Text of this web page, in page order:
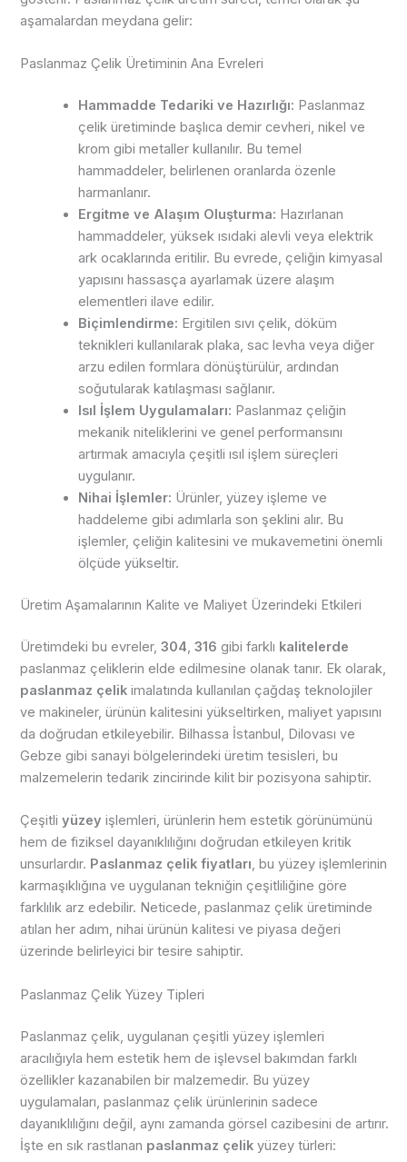
aşamalardan meydana gelir:
Paslanmaz Çelik Üretiminin Ana Evreleri
Hammadde Tedariki ve Hazırlığı: Paslanmaz
çelik üretiminde başlıca demir cevheri, nikel ve
krom gibi metaller kullanılır. Bu temel
hammaddeler, belirlenen oranlarda özenle
harmanlanır.
Ergitme ve Alaşım Oluşturma: Hazırlanan
hammaddeler, yüksek ısıdaki alevli veya elektrik
ark ocaklarında eritilir. Bu evrede, çeliğin kimyasal
yapısını hassasça ayarlamak üzere alaşım
elementleri ilave edilir.
Biçimlendirme: Ergitilen sıvı çelik, döküm
teknikleri kullanılarak plaka, sac levha veya diğer
arzu edilen formlara dönüştürülür, ardından
soğutularak katılaşması sağlanır.
Isıl İşlem Uygulamaları: Paslanmaz çeliğin
mekanik niteliklerini ve genel performansını
artırmak amacıyla çeşitli ısıl işlem süreçleri
uygulanır.
Nihai İşlemler: Ürünler, yüzey işleme ve
haddeleme gibi adımlarla son şeklini alır. Bu
işlemler, çeliğin kalitesini ve mukavemetini önemli
ölçüde yükseltir.
Üretim Aşamalarının Kalite ve Maliyet Üzerindeki Etkileri
Üretimdeki bu evreler, 304, 316 gibi farklı kalitelerde
paslanmaz çeliklerin elde edilmesine olanak tanır. Ek olarak,
paslanmaz çelik imalatında kullanılan çağdaş teknolojiler
ve makineler, ürünün kalitesini yükseltirken, maliyet yapısını
da doğrudan etkileyebilir. Bilhassa İstanbul, Dilovası ve
Gebze gibi sanayi bölgelerindeki üretim tesisleri, bu
malzemelerin tedarik zincirinde kilit bir pozisyona sahiptir.
Çeşitli yüzey işlemleri, ürünlerin hem estetik görünümünü
hem de fiziksel dayanıklılığını doğrudan etkileyen kritik
unsurlardır. Paslanmaz çelik fiyatları, bu yüzey işlemlerinin
karmaşıklığına ve uygulanan tekniğin çeşitliliğine göre
farklılık arz edebilir. Neticede, paslanmaz çelik üretiminde
atılan her adım, nihai ürünün kalitesi ve piyasa değeri
üzerinde belirleyici bir tesire sahiptir.
Paslanmaz Çelik Yüzey Tipleri
Paslanmaz çelik, uygulanan çeşitli yüzey işlemleri
aracılığıyla hem estetik hem de işlevsel bakımdan farklı
özellikler kazanabilen bir malzemedir. Bu yüzey
uygulamaları, paslanmaz çelik ürünlerinin sadece
dayanıklılığını değil, aynı zamanda görsel cazibesini de artırır.
İşte en sık rastlanan paslanmaz çelik yüzey türleri: